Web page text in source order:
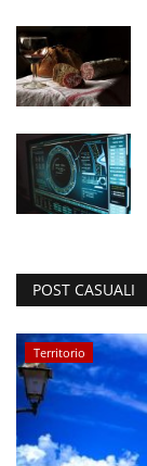
POST CASUALI
Territorio